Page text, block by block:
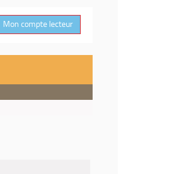
Mon compte lecteur